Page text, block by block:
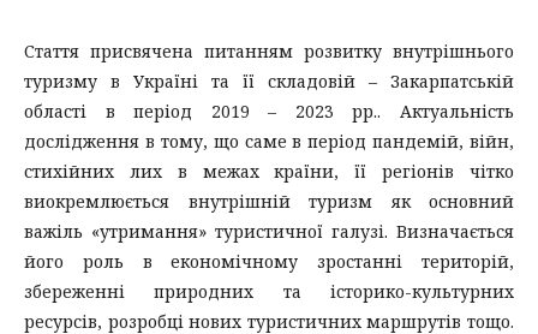
Стаття присвячена питанням розвитку внутрішнього
туризму в Україні та її складовій – Закарпатській
області в період 2019 – 2023 рр.. Актуальність
дослідження в тому, що саме в період пандемій, війн,
стихійних лих в межах країни, її регіонів чітко
виокремлюється внутрішній туризм як основний
важіль «утримання» туристичної галузі. Визначається
його роль в економічному зростанні територій,
збереженні природних та історико-культурних
ресурсів, розробці нових туристичних маршрутів тощо.